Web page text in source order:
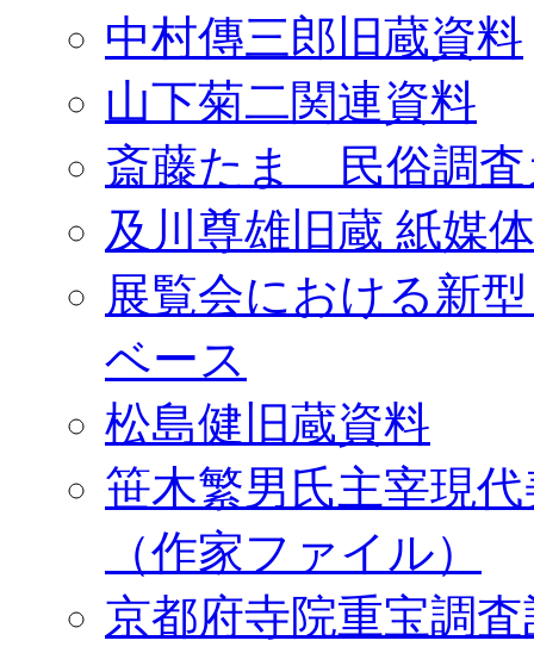
中村傳三郎旧蔵資料
山下菊二関連資料
斎藤たま 民俗調査
及川尊雄旧蔵 紙媒
展覧会における新
ベース
松島健旧蔵資料
笹木繁男氏主宰現
（作家ファイル）
京都府寺院重宝調